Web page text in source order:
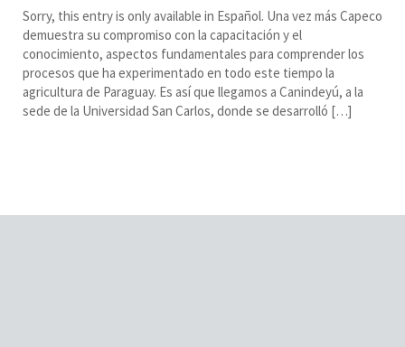
Sorry, this entry is only available in Español. Una vez más Capeco
demuestra su compromiso con la capacitación y el
conocimiento, aspectos fundamentales para comprender los
procesos que ha experimentado en todo este tiempo la
agricultura de Paraguay. Es así que llegamos a Canindeyú, a la
sede de la Universidad San Carlos, donde se desarrolló […]